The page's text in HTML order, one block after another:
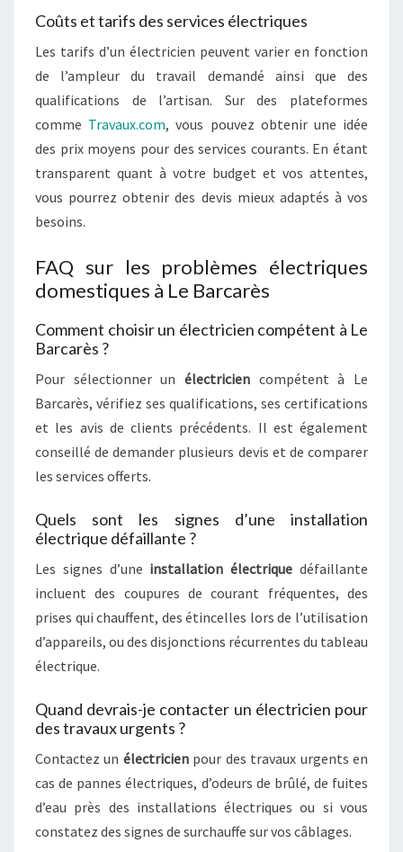
Coûts et tarifs des services électriques
Les tarifs d’un électricien peuvent varier en fonction
de l’ampleur du travail demandé ainsi que des
qualifications de l’artisan. Sur des plateformes
comme Travaux.com, vous pouvez obtenir une idée
des prix moyens pour des services courants. En étant
transparent quant à votre budget et vos attentes,
vous pourrez obtenir des devis mieux adaptés à vos
besoins.
FAQ sur les problèmes électriques
domestiques à Le Barcarès
Comment choisir un électricien compétent à Le
Barcarès ?
Pour sélectionner un électricien compétent à Le
Barcarès, vérifiez ses qualifications, ses certifications
et les avis de clients précédents. Il est également
conseillé de demander plusieurs devis et de comparer
les services offerts.
Quels sont les signes d’une installation
électrique défaillante ?
Les signes d’une installation électrique défaillante
incluent des coupures de courant fréquentes, des
prises qui chauffent, des étincelles lors de l’utilisation
d’appareils, ou des disjonctions récurrentes du tableau
électrique.
Quand devrais-je contacter un électricien pour
des travaux urgents ?
Contactez un électricienpour des travaux urgents en
cas de pannes électriques, d’odeurs de brûlé, de fuites
d’eau près des installations électriques ou si vous
constatez des signes de surchauffe sur vos câblages.